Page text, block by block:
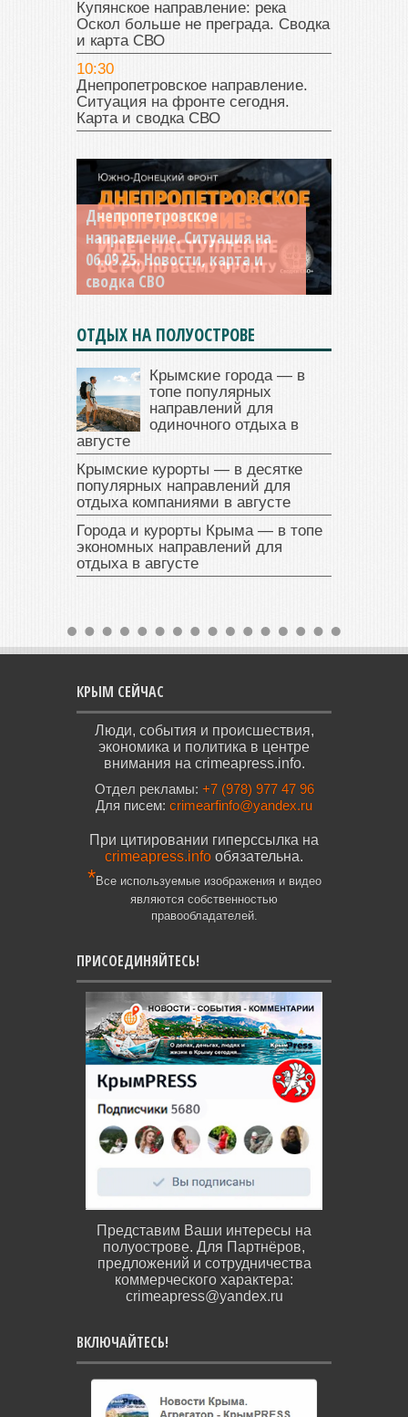
Купянское направление: река
Оскол больше не преграда. Сводка
и карта СВО
10:30
Днепропетровское направление.
Ситуация на фронте сегодня.
Карта и сводка СВО
Константиновское
направление. Ситуация на
04.09.25 Новости, карта и
сводка СВО
ОТДЫХ НА ПОЛУОСТРОВЕ
Крымские города — в
топе популярных
направлений для
одиночного отдыха в
августе
Крымские курорты — в десятке
популярных направлений для
отдыха компаниями в августе
Города и курорты Крыма — в топе
экономных направлений для
отдыха в августе
КРЫМ СЕЙЧАС
Люди, события и происшествия,
экономика и политика в центре
внимания на crimeapress.info.
Отдел рекламы: +7 (978) 977 47 96
Для писем: crimearfinfo@yandex.ru
При цитировании гиперссылка на
crimeapress.info обязательна.
*Все используемые изображения и видео
являются собственностью
правообладателей.
ПРИСОЕДИНЯЙТЕСЬ!
Представим Ваши интересы на
полуострове. Для Партнёров,
предложений и сотрудничества
коммерческого характера:
crimeapress@yandex.ru
ВКЛЮЧАЙТЕСЬ!